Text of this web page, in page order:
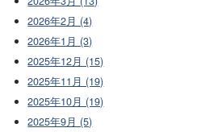
2026年2月 (4)
2026年1月 (3)
2025年12月 (15)
2025年11月 (19)
2025年10月 (19)
2025年9月 (5)